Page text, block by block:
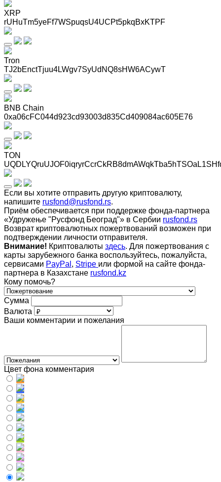
XRP
rUHuTm5yeFf7WSpuqsU4UCPt5pkqBxKTPF
Tron
TJ2bEnctTjuu4LWgv7SyUdNQ8sHW6ACywT
BNB Chain
0xa06cFC044d923cd93003d835Cd409084ac605E76
TON
Если вы хотите отправить другую криптовалюту,
напишите rusfond@rusfond.rs.
Приём обеспечивается при поддержке фонда-партнера
«Удружење "Русфонд Београд"» в Сербии rusfond.rs
Возврат криптовалютных пожертвований возможен при
подтверждении личности отправителя.
Внимание! Криптовалюты здесь. Для пожертвования с
карты зарубежного банка воспользуйтесь, пожалуйста,
сервисами PayPal , Stripe или формой на сайте фонда-
партнера в Казахстане rusfond.kz
Кому помочь?
Сумма
Валюта
Ваши комментарии и пожелания
Цвет фона комментария